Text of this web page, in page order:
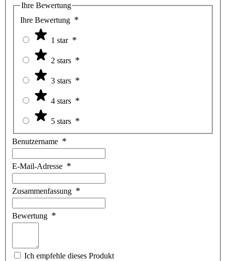
Ihre Bewertung
Ihre Bewertung
1 star
2 stars
3 stars
4 stars
5 stars
Benutzername
E-Mail-Adresse
Zusammenfassung
Bewertung
Ich empfehle dieses Produkt